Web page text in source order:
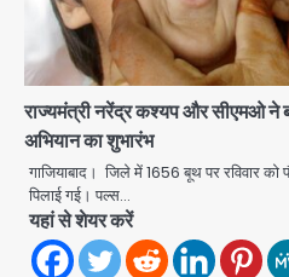
राज्यमंत्री नरेंद्र कश्यप और सीएमओ ने
अभियान का शुभारंभ
गाजियाबाद। जिले में 1656 बूथ पर रविवार को
पिलाई गई। पल्स…
यहां से शेयर करें
5
रोहित चौधरी
से गिरफ्तार
Team JHJ
पुरा महादेव से
संदेश